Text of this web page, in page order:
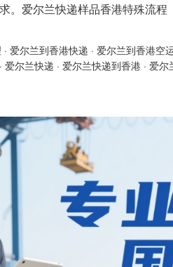
。爱尔兰快递样品香港特殊流程
· 爱尔兰到香港快递 · 爱尔兰到香港空
· 爱尔兰快递 · 爱尔兰快递到香港 · 爱尔